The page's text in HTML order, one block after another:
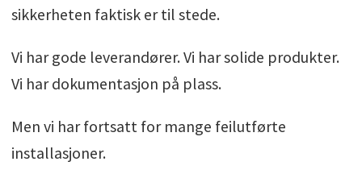
sikkerheten faktisk er til stede.
Vi har gode leverandører. Vi har solide produkter.
Vi har dokumentasjon på plass.
Men vi har fortsatt for mange feilutførte
installasjoner.